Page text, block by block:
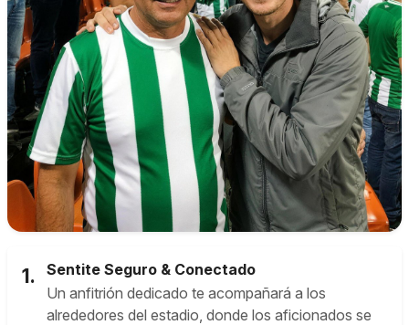
1.
Sentite Seguro & Conectado
Un anfitrión dedicado te acompañará a los
alrededores del estadio, donde los aficionados se